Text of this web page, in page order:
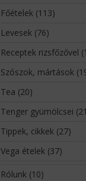
Főételek(113)
Levesek(76)
Receptek rizsfőzővel
Szószok, mártások
Tea (20)
Tenger gyümölcsei
Tippek, cikkek(27)
Vega ételek(37)
Rólunk(10)